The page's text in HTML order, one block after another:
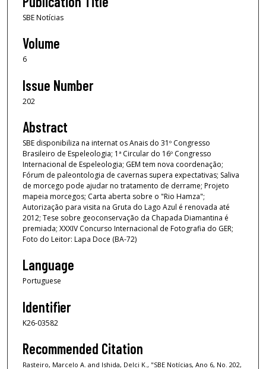
SBE Notícias
Volume
6
Issue Number
202
Abstract
SBE disponibiliza na internat os Anais do 31º Congresso
Brasileiro de Espeleologia; 1ª Circular do 16º Congresso
Internacional de Espeleologia; GEM tem nova coordenação;
Fórum de paleontologia de cavernas supera expectativas; Saliva
de morcego pode ajudar no tratamento de derrame; Projeto
mapeia morcegos; Carta aberta sobre o "Rio Hamza";
Autorização para visita na Gruta do Lago Azul é renovada até
2012; Tese sobre geoconservação da Chapada Diamantina é
premiada; XXXIV Concurso Internacional de Fotografia do GER;
Foto do Leitor: Lapa Doce (BA-72)
Language
Portuguese
Identifier
K26-03582
Recommended Citation
Rasteiro, Marcelo A. and Ishida, Delci K., "SBE Notícias, Ano 6, No. 202,